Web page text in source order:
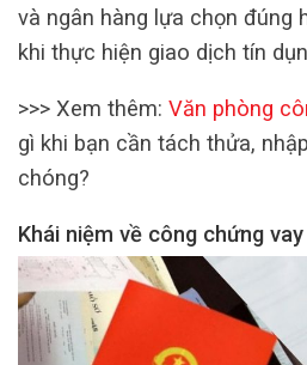
và ngân hàng lựa chọn đúng
khi thực hiện giao dịch tín
>>> Xem thêm: Văn phòng
gì khi bạn cần tách thửa,
chóng?
Khái niệm về công chứng